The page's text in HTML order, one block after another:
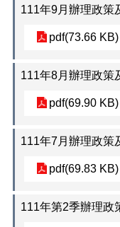
111年9月辦理政策
pdf(73.66 KB)
111年8月辦理政策
pdf(69.90 KB)
111年7月辦理政策
pdf(69.83 KB)
111年第2季辦理政